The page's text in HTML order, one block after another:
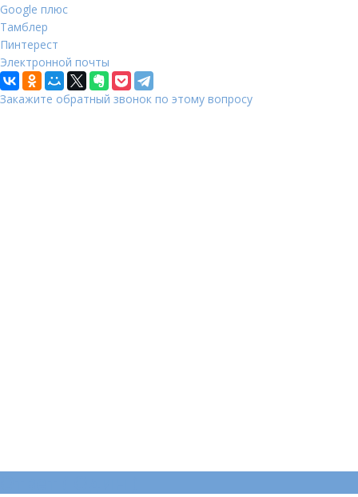
Google плюс
Тамблер
Пинтерест
Электронной почты
Закажите обратный звонок по этому вопросу